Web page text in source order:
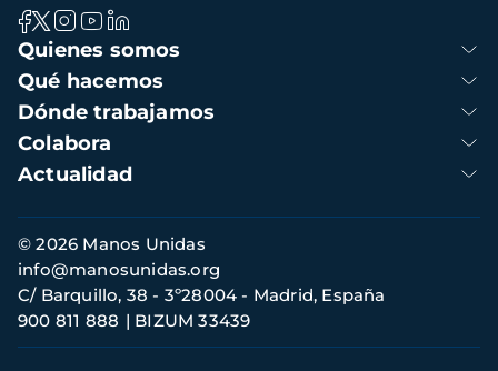
Navegación
principal
Quienes somos
Qué hacemos
Dónde trabajamos
Colabora
Actualidad
Información
de
contacto
© 2026 Manos Unidas
C/ Barquillo, 38 - 3º28004 - Madrid, España
900 811 888
BIZUM 33439
info@manosunidas.org